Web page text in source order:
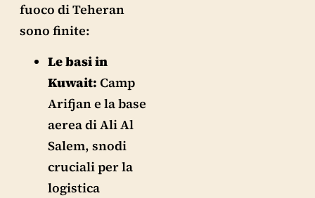
fuoco di Teheran
sono finite:
Le basi in
Kuwait: Camp
Arifjan e la base
aerea di Ali Al
Salem, snodi
cruciali per la
logistica